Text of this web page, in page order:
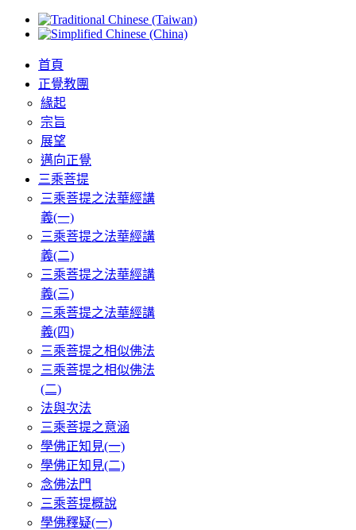
首頁
正覺教團
緣起
宗旨
展望
邁向正覺
三乘菩提
三乘菩提之法華經講
義(一)
三乘菩提之法華經講
義(二)
三乘菩提之法華經講
義(三)
三乘菩提之法華經講
義(四)
三乘菩提之相似佛法
三乘菩提之相似佛法
(二)
法與次法
三乘菩提之意涵
學佛正知見(一)
學佛正知見(二)
念佛法門
三乘菩提概說
學佛釋疑(一)